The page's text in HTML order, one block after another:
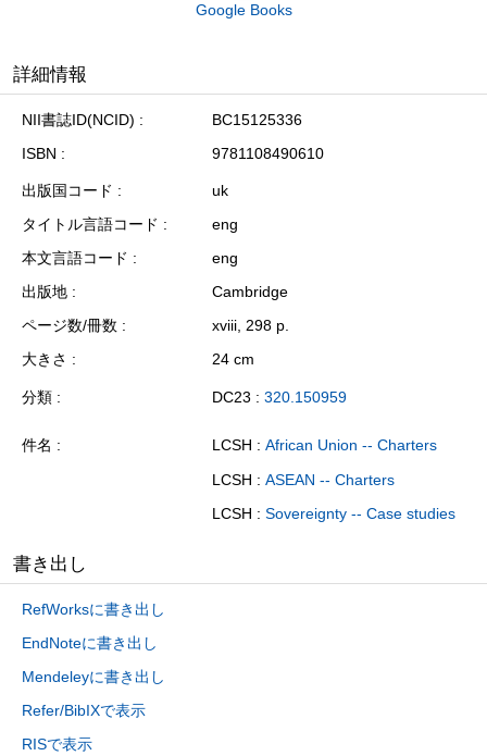
Google Books
詳細情報
NII書誌ID(NCID)
BC15125336
ISBN
9781108490610
出版国コード
uk
タイトル言語コード
eng
本文言語コード
eng
出版地
Cambridge
ページ数/冊数
xviii, 298 p.
大きさ
24 cm
分類 DC23 : 320.150959
件名 LCSH : African Union -- Charters
LCSH : ASEAN -- Charters
LCSH : Sovereignty -- Case studies
書き出し
RefWorksに書き出し
EndNoteに書き出し
Mendeleyに書き出し
Refer/BibIXで表示
RISで表示